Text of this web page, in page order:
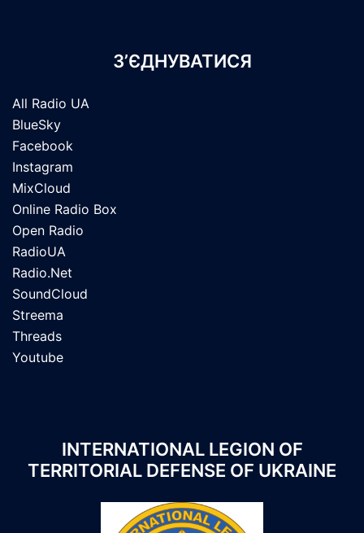
З’ЄДНУВАТИСЯ
All Radio UA
BlueSky
Facebook
Instagram
MixCloud
Online Radio Box
Open Radio
RadioUA
Radio.Net
SoundCloud
Streema
Threads
Youtube
INTERNATIONAL LEGION OF
TERRITORIAL DEFENSE OF UKRAINE